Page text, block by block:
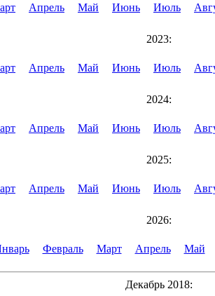
Апрель Май Июнь Июль
2023:
Апрель Май Июнь Июль
2024:
Апрель Май Июнь Июль
2025:
Апрель Май Июнь Июль
2026:
Февраль Март Апрель Май
Декабрь 2018: